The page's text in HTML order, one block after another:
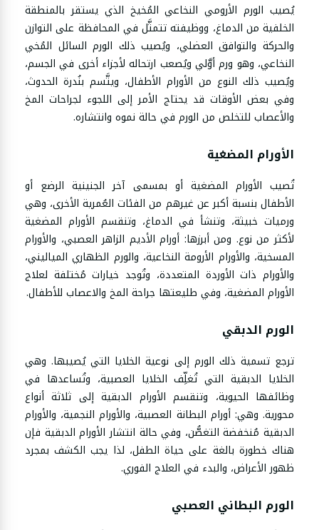
يُصيب الورم الأرومي النخاعي المُخيخ الذي يستقر بالمنطقة
الخلفية من الدماغ، ووظيفته تتمثَّل في المحافظة على التوازن
والحركة والتوافق العضلي، ويُصيب ذلك الورم السائل المُخي
النخاعي، وهو ورم أوَّلي ويُصعب ارتحاله لأجزاء أخرى في الجسم،
ويُصيب ذلك النوع من الأورام الأطفال، ويتَّسم بنُدرة الحدوث،
وفي بعض الأوقات قد يحتاج الأمر إلى اللجوء لجراحات المخ
والأعصاب للتخلص من الورم في حالة نموه وانتشاره.
الأورام المضغية
تُصيب الأورام المضغية أو بمسمى آخر الجنينية الرضع أو
الأطفال بنسبة أكبر عن غيرهم من الفئات العُمرية الأخرى، وهي
ورميات خبيثة، وتنشأ في الدماغ، وتنقسم الأورام المضغية
لأكثر من نوع. ومن أبرزها: أورام الأديم الزاهر العصبي، والأورام
المسخية، والأورام الأرومة النخاعية، والورم الظهاري المياليني،
والأورام ذات الأوردة المتعددة، وتُوجد خيارات مُختلفة لعلاج
الأورام المضغية، وفي طليعتها جراحة المخ والاعصاب للأطفال.
الورم الدبقي
ترجع تسمية ذلك الورم إلى نوعية الخلايا التي يُصيبها. وهي
الخلايا الدبقية التي تُغلِّف الخلايا العصبية، وتُساعدها في
وظائفها الحيوية، وتنقسم الأورام الدبقية إلى ثلاثة أنواع
محورية. وهي: أورام البطانة العصبية، والأورام النجمية، والأورام
الدبقية مُنخفضة التغصُّن، وفي حالة انتشار الأورام الدبقية فإن
هناك خطورة بالغة على حياة الطفل، لذا يجب الكشف بمجرد
ظهور الأعراض، والبدء في العلاج الفوري.
الورم البطاني العصبي